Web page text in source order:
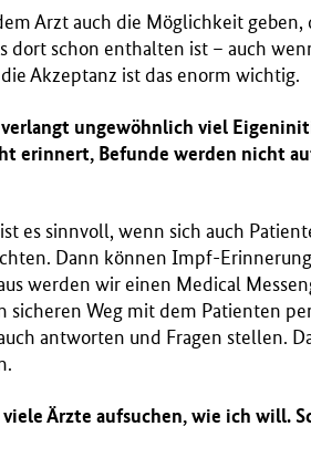
Arzt auch die Möglichkeit
dort schon enthalten ist – auch
Akzeptanz ist das enorm wichtig.
ungewöhnlich viel
erinnert, Befunde werden nicht
es sinnvoll, wenn sich auch
Dann können Impf-
werden wir einen Medical
sicheren Weg mit dem Patienten
antworten und Fragen stellen.
Ärzte aufsuchen, wie ich will.